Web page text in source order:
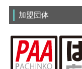
加盟団体